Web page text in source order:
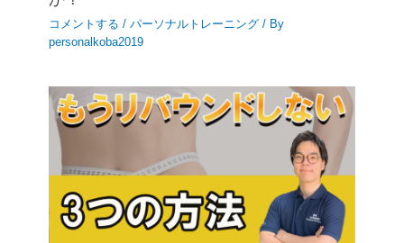
コメントする /パーソナルトレーニング / By
personalkoba2019